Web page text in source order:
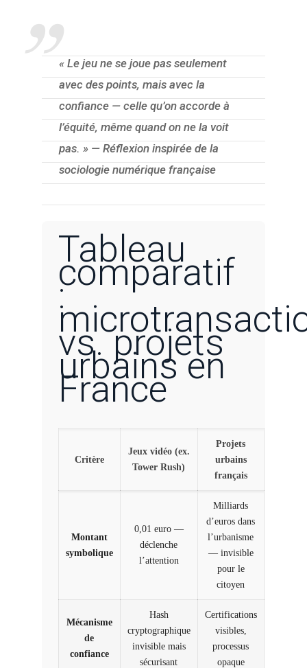
« Le jeu ne se joue pas seulement
avec des points, mais avec la
confiance — celle qu’on accorde à
l’équité, même quand on ne la voit
pas. » — Réflexion inspirée de la
sociologie numérique française
Tableau
comparatif
:
vs. projets
urbains en
France
Critère
Jeux vidéo (ex.
Tower Rush)
Projets
urbains
français
Montant
symbolique
0,01 euro —
déclenche
l’attention
Milliards
d’euros dans
l’urbanisme
— invisible
pour le
citoyen
Mécanisme
de
confiance
Hash
cryptographique
invisible mais
sécurisant
Certifications
visibles,
processus
opaque